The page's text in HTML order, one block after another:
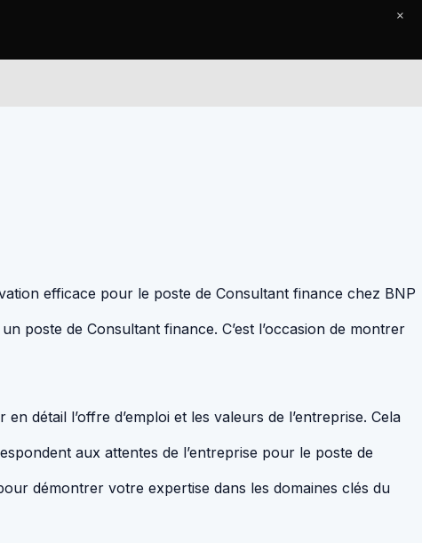
efficace pour le poste de Consultant finance chez BNP
poste de Consultant finance. C’est l’occasion de montrer
détail l’offre d’emploi et les valeurs de l’entreprise. Cela
aux attentes de l’entreprise pour le poste de
démontrer votre expertise dans les domaines clés du
×